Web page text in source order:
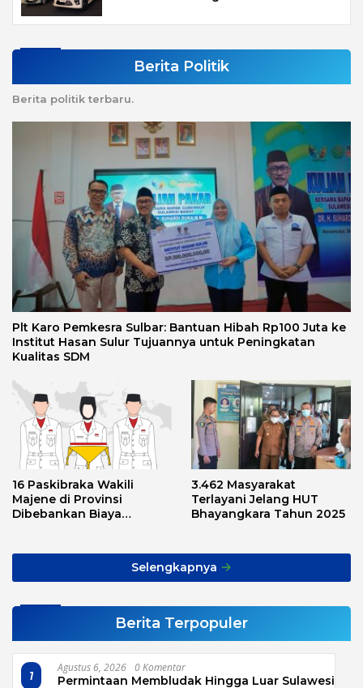
Berita Politik
Berita politik terbaru.
Plt Karo Pemkesra Sulbar: Bantuan Hibah Rp100 Juta ke
Institut Hasan Sulur Tujuannya untuk Peningkatan
Kualitas SDM
16 Paskibraka Wakili
Majene di Provinsi
Dibebankan Biaya
3.462 Masyarakat
Terlayani Jelang HUT
Bhayangkara Tahun 2025
Selengkapnya
Berita Terpopuler
1
Agustus 6, 2026 0 Komentar
Permintaan Membludak Hingga Luar Sulawesi